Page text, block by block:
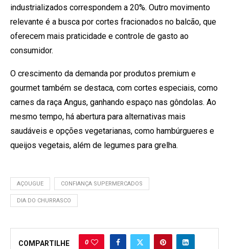
industrializados correspondem a 20%. Outro movimento
relevante é a busca por cortes fracionados no balcão, que
oferecem mais praticidade e controle de gasto ao
consumidor.
O crescimento da demanda por produtos premium e
gourmet também se destaca, com cortes especiais, como
carnes da raça Angus, ganhando espaço nas gôndolas. Ao
mesmo tempo, há abertura para alternativas mais
saudáveis e opções vegetarianas, como hambúrgueres e
queijos vegetais, além de legumes para grelha.
AÇOUGUE CONFIANÇA SUPERMERCADOS
DIA DO CHURRASCO
COMPARTILHE 0